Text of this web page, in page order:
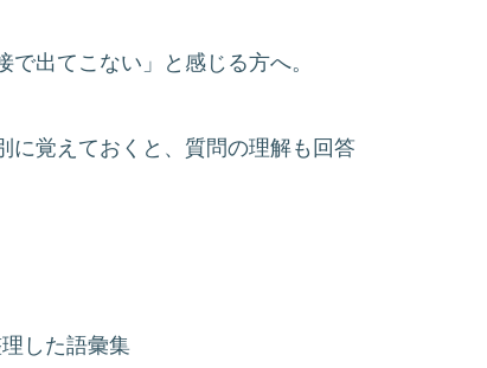
出てこない」と感じる方へ。
に覚えておくと、質問の理解も回答
した語彙集